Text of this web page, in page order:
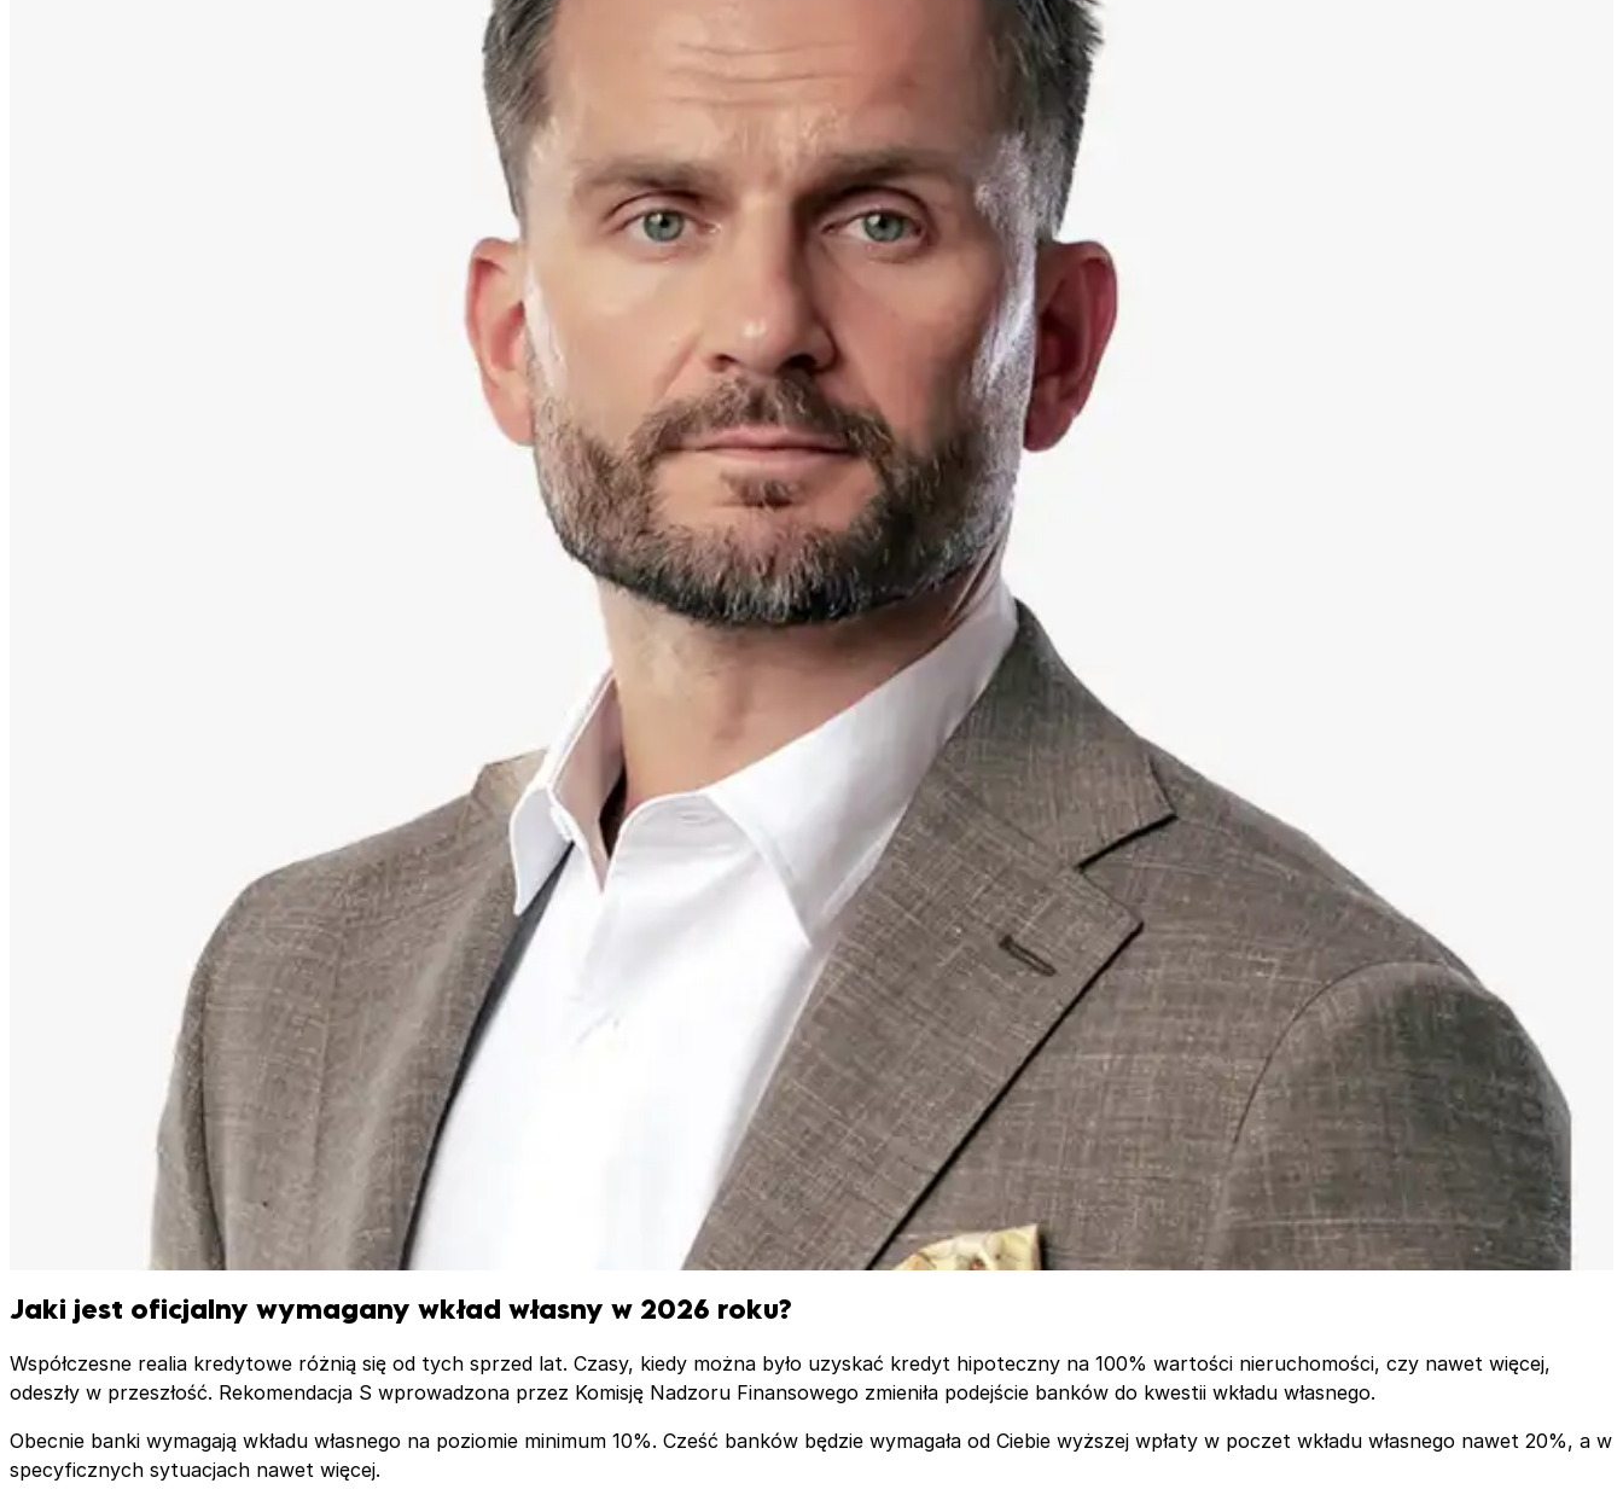
Jaki jest oficjalny wymagany wkład własny w 2026 roku?
Współczesne realia kredytowe różnią się od tych sprzed lat. Czasy, kiedy można było uzyskać kredyt hipoteczny na 100% wartości nieruchomości, czy nawet więcej,
odeszły w przeszłość. Rekomendacja S wprowadzona przez Komisję Nadzoru Finansowego zmieniła podejście banków do kwestii wkładu własnego.
Obecnie banki wymagają wkładu własnego na poziomie minimum 10%. Cześć banków będzie wymagała od Ciebie wyższej wpłaty w poczet wkładu własnego nawet 20%, a w
specyficznych sytuacjach nawet więcej.